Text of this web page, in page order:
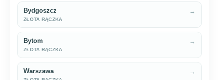
Bydgoszcz
ZŁOTA RĄCZKA
→
Bytom
ZŁOTA RĄCZKA
→
Warszawa →